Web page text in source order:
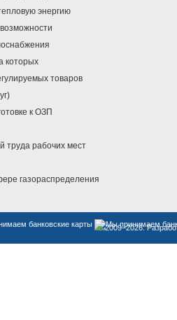
энергию
которых
товаров
к ОЗП
труда рабочих мест
газораспределения
© 2009–2026.